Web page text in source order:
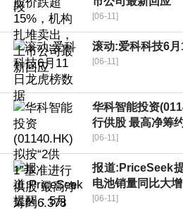
[06-11]
滚动:爱科科技6
[06-11]
华科智能投资
行供股 最高净筹
[06-11]
报道:PriceSeek
电池销量同比大增
[06-11]